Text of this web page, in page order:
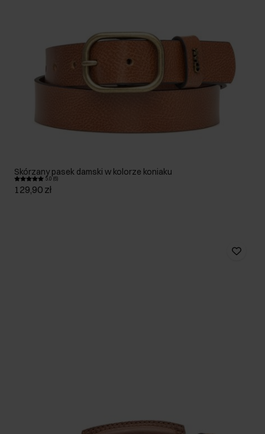
Skórzany pasek damski w kolorze koniaku
5.0 (6)
129,90 zł